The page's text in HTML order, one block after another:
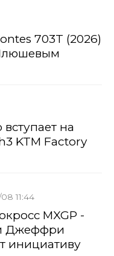
703T (2026)
на
KTM Factory
11:44
MXGP -
Джеффри
инициативу